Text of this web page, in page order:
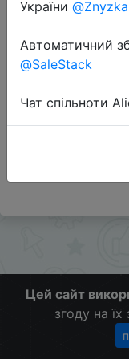
Додаткова
Слідкуйте за
Цей сайт
згоду на
України
Автоматичний
@SaleStack
Чат спільноти